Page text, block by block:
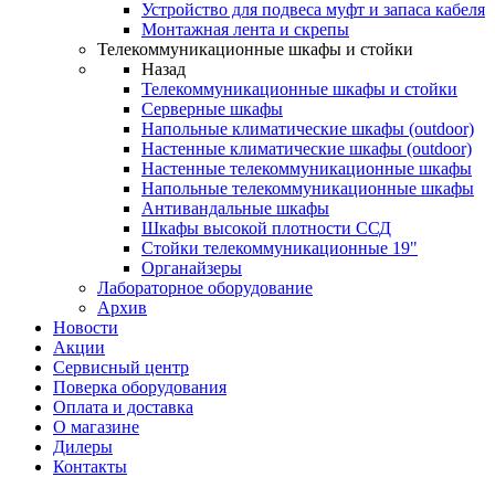
Устройство для подвеса муфт и запаса кабеля
Монтажная лента и скрепы
Телекоммуникационные шкафы и стойки
Назад
Телекоммуникационные шкафы и стойки
Серверные шкафы
Напольные климатические шкафы (outdoor)
Настенные климатические шкафы (outdoor)
Настенные телекоммуникационные шкафы
Напольные телекоммуникационные шкафы
Антивандальные шкафы
Шкафы высокой плотности ССД
Стойки телекоммуникационные 19"
Органайзеры
Лабораторное оборудование
Архив
Новости
Акции
Сервисный центр
Поверка оборудования
Оплата и доставка
О магазине
Дилеры
Контакты